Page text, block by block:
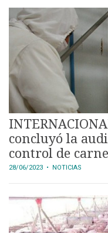
concluyó la
control de
28/06/2023 • NOTICIAS